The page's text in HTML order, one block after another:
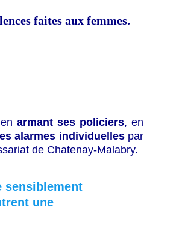
faites aux femmes.
en armant ses policiers, en
alarmes individuellespar
de Chatenay-Malabry.
sensiblement
une